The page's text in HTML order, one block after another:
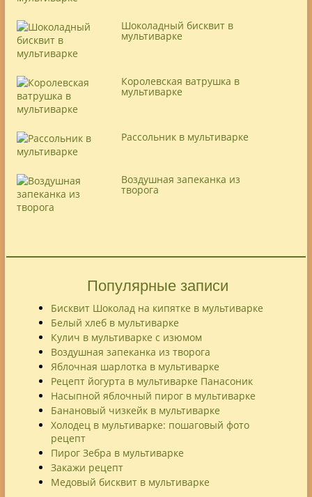
Шоколадный бисквит в
мультиварке
Королевская ватрушка в
мультиварке
Рассольник в мультиварке
Воздушная запеканка из
творога
Популярные записи
Бисквит Шоколад на кипятке в мультиварке
Белый хлеб в мультиварке
Кулич в мультиварке с изюмом
Воздушная запеканка из творога
Яблочная шарлотка в мультиварке
Рецепт йогурта в мультиварке Панасоник
Насыпной яблочный пирог в мультиварке
Банановый чизкейк в мультиварке
Холодец в мультиварке: пошаговый фото
рецепт
Пирог Зебра в мультиварке
Закажи рецепт
Медовый бисквит в мультиварке